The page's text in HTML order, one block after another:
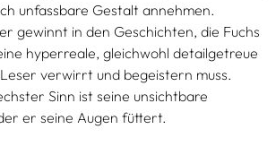
unfassbare Gestalt annehmen.
gewinnt in den Geschichten, die Fuchs
hyperreale, gleichwohl detailgetreue
verwirrt und begeistern muss.
Sinn ist seine unsichtbare
er seine Augen füttert.